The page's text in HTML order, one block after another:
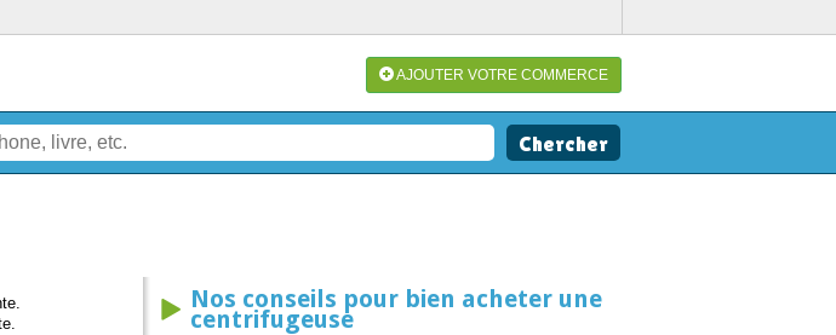
AJOUTER VOTRE COMMERCE
Nos conseils pour bien acheter une
centrifugeuse